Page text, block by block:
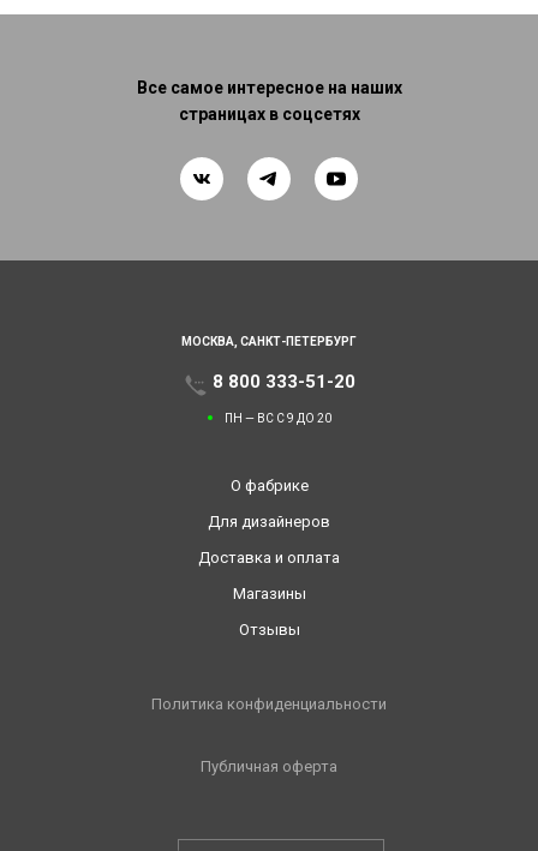
Все самое интересное на наших
страницах в соцсетях
МОСКВА, САНКТ-ПЕТЕРБУРГ
8 800 333-51-20
ПН — ВС С 9 ДО 20
О фабрике
Для дизайнеров
Доставка и оплата
Магазины
Отзывы
Политика конфиденциальности
Публичная оферта